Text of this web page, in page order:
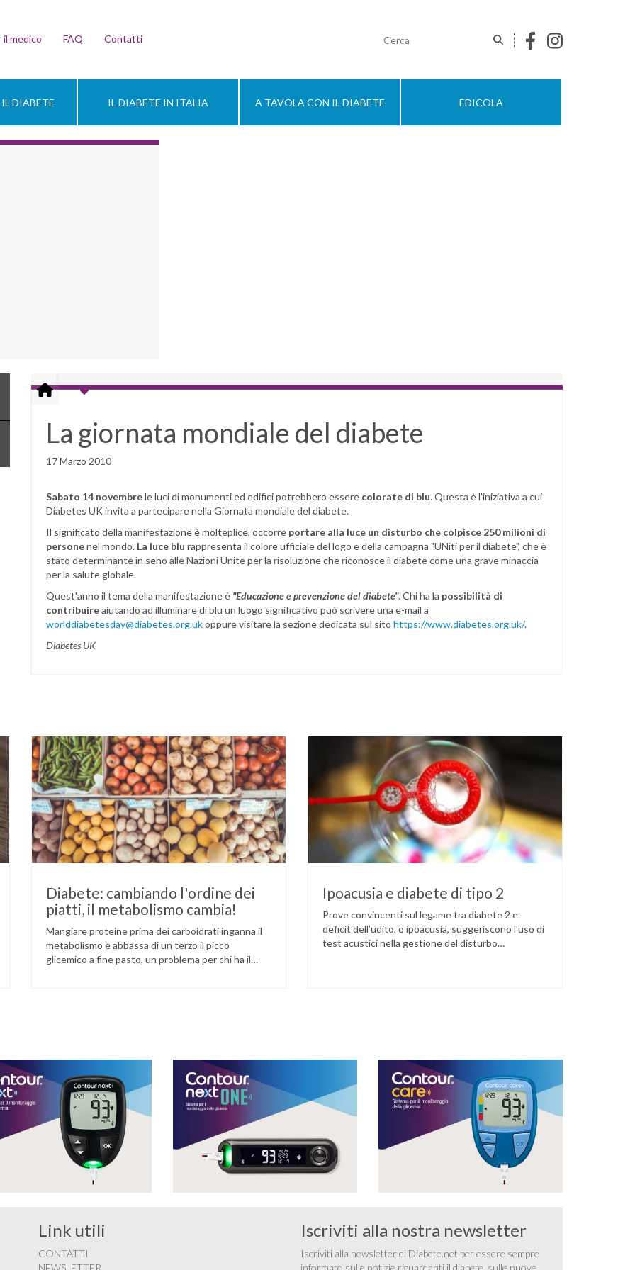
il medico FAQ Contatti
DIABETE IL DIABETE IN ITALIA A TAVOLA CON IL DIABETE EDICOLA
La giornata mondiale del diabete
17 Marzo 2010
Sabato 14 novembrele luci di monumenti ed edifici potrebbero essere colorate di blu. Questa è l'iniziativa a cui
Diabetes UK invita a partecipare nella Giornata mondiale del diabete.
Il significato della manifestazione è molteplice, occorre portare alla luce un disturbo che colpisce 250 milioni di
personenel mondo. La luce blu rappresenta il colore ufficiale del logo e della campagna "UNiti per il diabete", che è
stato determinante in seno alle Nazioni Unite per la risoluzione che riconosce il diabete come una grave minaccia
per la salute globale.
Quest'anno il tema della manifestazione è "Educazione e prevenzione del diabete". Chi ha la possibilità di
contribuireaiutando ad illuminare di blu un luogo significativo può scrivere una e-mail a
worlddiabetesday@diabetes.org.ukoppure visitare la sezione dedicata sul sito https://www.diabetes.org.uk/.
Diabetes UK
Diabete: cambiando l'ordine dei
piatti, il metabolismo cambia!
Mangiare proteine prima dei carboidrati inganna il
metabolismo e abbassa di un terzo il picco
glicemico a fine pasto, un problema per chi ha il
Ipoacusia e diabete di tipo 2
Prove convincenti sul legame tra diabete 2 e
deficit dell’udito, o ipoacusia, suggeriscono l’uso di
test acustici nella gestione del disturbo
Link utili
CONTATTI
Iscriviti alla nostra newsletter
Iscriviti alla newsletter di Diabete.net per essere sempre